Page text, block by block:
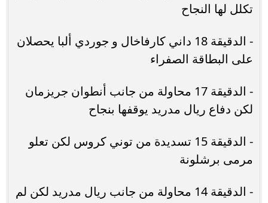
تكلل لها النجاح
- الدقيقة 18 داني كارفاخال و جوردي ألبا يحصلان
على البطاقة الصفراء
- الدقيقة 17 محاولة من جانب أنطوان جريزمان
لكن دفاع ريال مدريد يوقفها بنجاح
- الدقيقة 15 تسديدة من توني كروس لكن تعلو
مرمى برشلونة
- الدقيقة 14 محاولة من جانب ريال مدريد لكن لم